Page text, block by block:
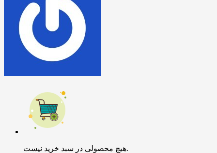
هیچ محصولی در سبد خرید نیست.